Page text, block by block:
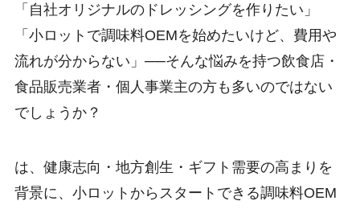
「自社オリジナルのドレッシングを作りたい」
「小ロットで調味料OEMを始めたいけど、費用や
流れが分からない」──そんな悩みを持つ飲食店・
食品販売業者・個人事業主の方も多いのではない
でしょうか？
は、健康志向・地方創生・ギフト需要の高まりを
背景に、小ロットからスタートできる調味料OEM